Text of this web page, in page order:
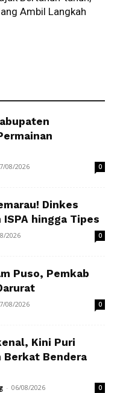
Ambil Langkah
08/2026 0
Dinkes
hingga Tipes
2026 0
Puso, Pemkab
08/2026 0
Kini Puri
Berkat Bendera
- 06/08/2026 0